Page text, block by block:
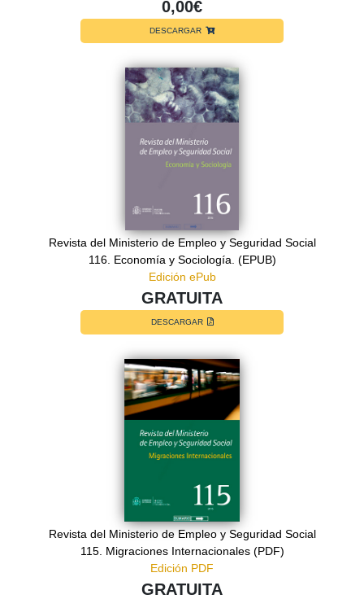
0,00€
DESCARGAR
Revista del Ministerio de Empleo y Seguridad Social
116. Economía y Sociología. (EPUB)
Edición ePub
GRATUITA
DESCARGAR
Revista del Ministerio de Empleo y Seguridad Social
115. Migraciones Internacionales (PDF)
Edición PDF
GRATUITA